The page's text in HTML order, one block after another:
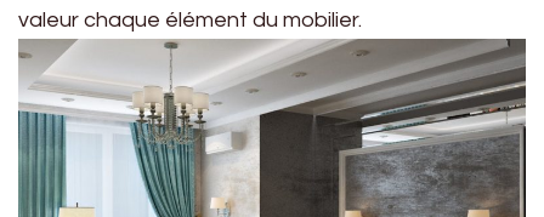
valeur chaque élément du mobilier.